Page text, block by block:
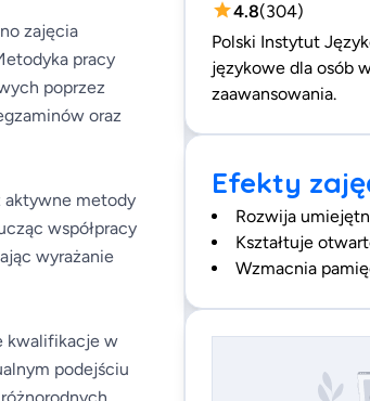
zajęcia
pracy
poprzez
oraz
aktywne metody
współpracy
wyrażanie
kwalifikacje w
podejściu
4.8(304)
Polski Instytut
językowe dla osób
zaawansowania.
Efekty
Rozwija
Kształtuje
Wzmacnia